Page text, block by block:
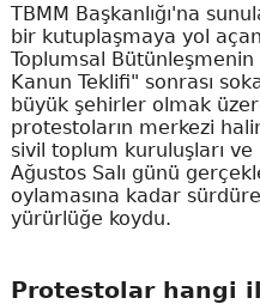
TBMM Başkanlığı'na
bir kutuplaşmaya yol
Toplumsal
Kanun Teklifi" sonrası
büyük şehirler olmak
protestoların merkezi
sivil toplum kuruluşları
Ağustos Salı günü
oylamasına kadar
yürürlüğe koydu.
Protestolar hangi